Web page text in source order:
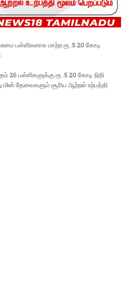
பள்ளிகளாக மாற்ற ரூ .5.20 கோடி
26 பள்ளிகளுக்கு ரூ .5.20 கோடி நிதி
தேவைகளும் சூரிய ஆற்றல் உற்பத்தி